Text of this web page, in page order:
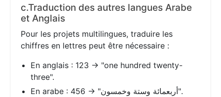
c.Traduction des autres langues Arabe
et Anglais
Pour les projets multilingues, traduire les
chiffres en lettres peut être nécessaire :
En anglais : 123 → "one hundred twenty-
three".
En arabe : 456 → "أربعمائة وستة وخمسون".